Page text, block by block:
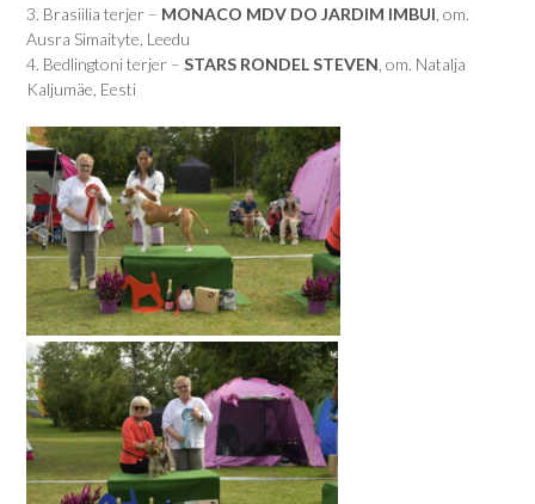
3. Brasiilia terjer – MONACO MDV DO JARDIM IMBUI , om.
Ausra Simaityte, Leedu
4. Bedlingtoni terjer – STARS RONDEL STEVEN , om. Natalja
Kaljumäe, Eesti